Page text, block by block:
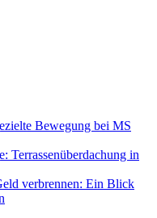
Bewegung bei MS
Terrassenüberdachung in
verbrennen: Ein Blick